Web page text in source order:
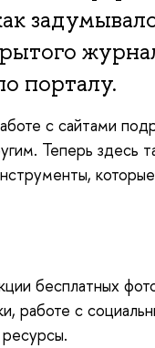
порталу.
с сайтами
Теперь здесь
бесплатных
работе с